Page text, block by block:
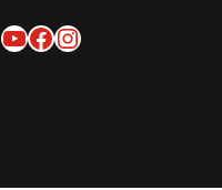
Quick Traktor
Traktor Quick 1953@quicktraktor